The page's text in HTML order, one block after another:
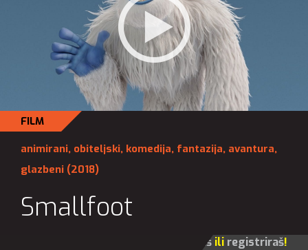
FILM
animirani, obiteljski, komedija, fantazija, avantura,
glazbeni (2018)
Smallfoot
prijaviš ili registriraš!